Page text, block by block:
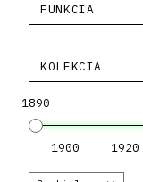
FUNKCIA
KOLEKCIA
1890
1900 1920